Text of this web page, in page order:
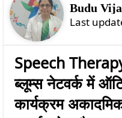
Budu
Last
Speech
ब्लूम्स नेटवर्क में
कार्यक्रम